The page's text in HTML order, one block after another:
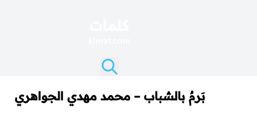
بَرمٌ بالشباب – محمد مهدي الجواهري